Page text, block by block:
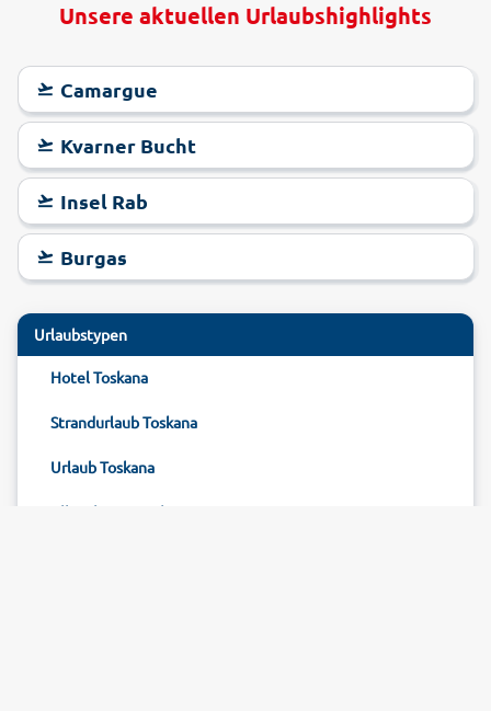
Unsere aktuellen Urlaubshighlights
Camargue
Kvarner Bucht
Insel Rab
Burgas
Urlaubstypen
Hotel Toskana
Strandurlaub Toskana
Urlaub Toskana
All Inclusive Toskana